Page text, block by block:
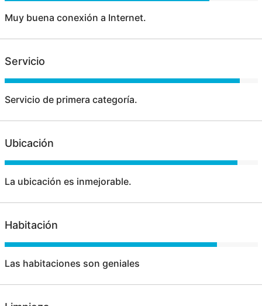
Muy buena conexión a Internet.
Servicio
Servicio de primera categoría.
Ubicación
La ubicación es inmejorable.
Habitación
Las habitaciones son geniales